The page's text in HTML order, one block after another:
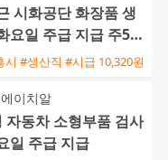
시화공단 화장품 생
요일 주급 지급 주5일
시 #생산직 #시급 10,320원
이치알
자동차 소형부품 검사
일 주급 지급